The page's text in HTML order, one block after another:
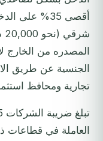
المصدره من
الجنسية عن طريق
تجارية ومحافظ
العاملة في قطاعات